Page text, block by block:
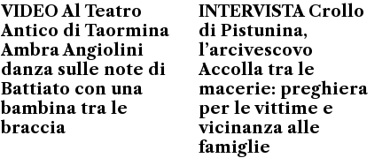
VIDEO Al Teatro
Antico di Taormina
Ambra Angiolini
danza sulle note di
Battiato con una
bambina tra le
braccia
INTERVISTA Crollo
di Pistunina,
l’arcivescovo
Accolla tra le
macerie: preghiera
per le vittime e
vicinanza alle
famiglie